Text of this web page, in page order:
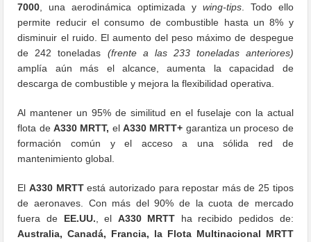
7000 , una aerodinámica optimizada y wing-tips. Todo ello
permite reducir el consumo de combustible hasta un 8% y
disminuir el ruido. El aumento del peso máximo de despegue
de 242 toneladas (frente a las 233 toneladas anteriores)
amplía aún más el alcance, aumenta la capacidad de
descarga de combustible y mejora la flexibilidad operativa.
Al mantener un 95% de similitud en el fuselaje con la actual
flota deA330 MRTT, elA330 MRTT+ garantiza un proceso de
formación común y el acceso a una sólida red de
mantenimiento global.
ElA330 MRTTestá autorizado para repostar más de 25 tipos
de aeronaves. Con más del 90% de la cuota de mercado
fuera de EE.UU. , el A330 MRTT ha recibido pedidos de:
Australia, Canadá, Francia, la Flota Multinacional MRTT